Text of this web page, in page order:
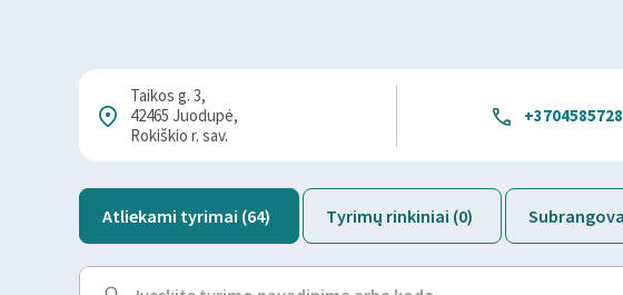
Taikos g. 3,
42465 Juodupė,
Rokiškio r. sav.
Atliekami tyrimai (64) Tyrimų rinkiniai (0)